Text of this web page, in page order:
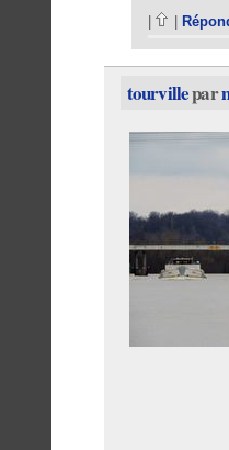
| |
tourvillepar